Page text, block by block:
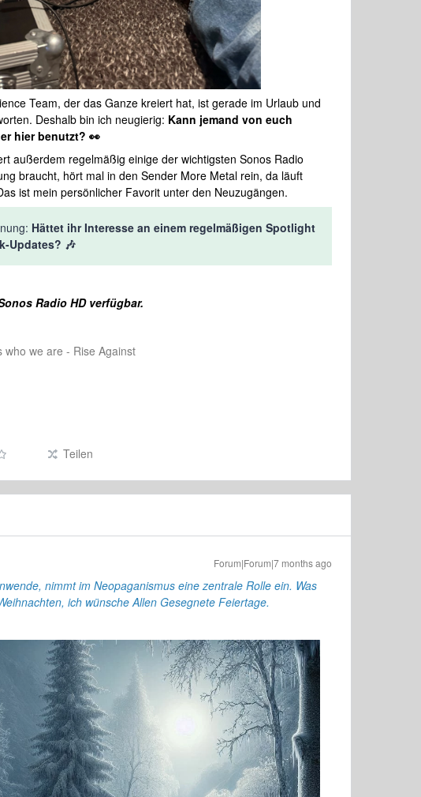
Team, der das Ganze kreiert hat, ist gerade im Urlaub und
Deshalb bin ich neugierig: Kann jemand von euch
hier benutzt? 👀
außerdem regelmäßig einige der wichtigsten Sonos Radio
braucht, hört mal in den Sender More Metal rein, da läuft
ist mein persönlicher Favorit unter den Neuzugängen.
Hättet ihr Interesse an einem regelmäßigen Spotlight
Updates? 🎶
Radio HD verfügbar.
who we are - Rise Against
Teilen
Forum|Forum|7 months ago
nimmt im Neopaganismus eine zentrale Rolle ein. Was
ich wünsche Allen Gesegnete Feiertage.